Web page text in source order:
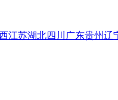
江苏湖北四川 广东贵州辽